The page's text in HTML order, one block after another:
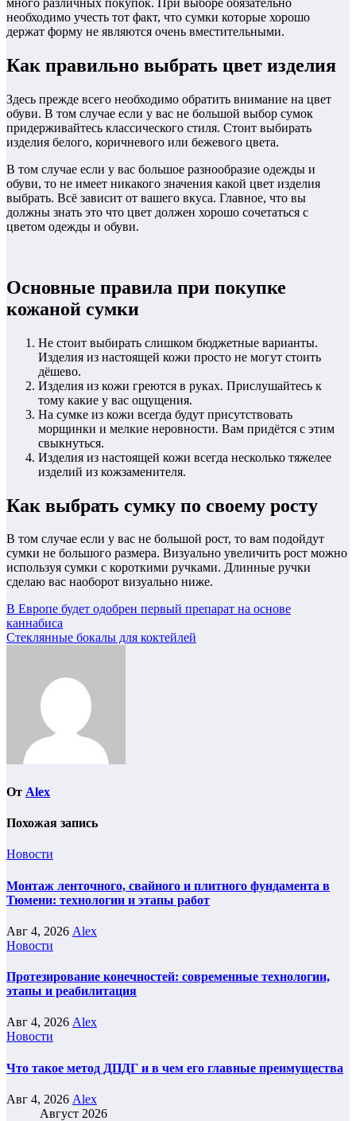
много различных покупок. При выборе обязательно
необходимо учесть тот факт, что сумки которые хорошо
держат форму не являются очень вместительными.
Как правильно выбрать цвет изделия
Здесь прежде всего необходимо обратить внимание на цвет
обуви. В том случае если у вас не большой выбор сумок
придерживайтесь классического стиля. Стоит выбирать
изделия белого, коричневого или бежевого цвета.
В том случае если у вас большое разнообразие одежды и
обуви, то не имеет никакого значения какой цвет изделия
выбрать. Всё зависит от вашего вкуса. Главное, что вы
должны знать это что цвет должен хорошо сочетаться с
цветом одежды и обуви.
Основные правила при покупке
кожаной сумки
Не стоит выбирать слишком бюджетные варианты.
Изделия из настоящей кожи просто не могут стоить
дёшево.
Изделия из кожи греются в руках. Прислушайтесь к
тому какие у вас ощущения.
На сумке из кожи всегда будут присутствовать
морщинки и мелкие неровности. Вам придётся с этим
свыкнуться.
Изделия из настоящей кожи всегда несколько тяжелее
изделий из кожзаменителя.
Как выбрать сумку по своему росту
В том случае если у вас не большой рост, то вам подойдут
сумки не большого размера. Визуально увеличить рост можно
используя сумки с короткими ручками. Длинные ручки
сделаю вас наоборот визуально ниже.
Навигация
по
В Европе будет одобрен первый препарат на основе
каннабиса
Стеклянные бокалы для коктейлей
От Alex
Похожая запись
Новости
Монтаж ленточного, свайного и плитного фундамента в
Тюмени: технологии и этапы работ
Авг 4, 2026 Alex
Новости
Протезирование конечностей: современные технологии,
этапы и реабилитация
Авг 4, 2026 Alex
Новости
Что такое метод ДПДГ и в чем его главные преимущества
Авг 4, 2026 Alex
Август 2026